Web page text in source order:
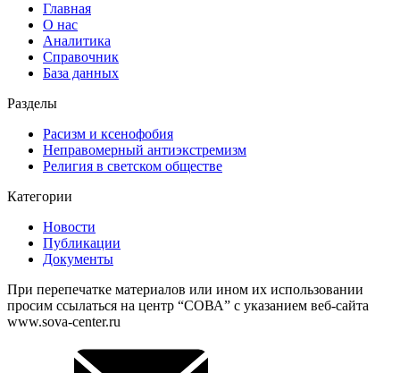
Главная
О нас
Аналитика
Справочник
База данных
Разделы
Расизм и ксенофобия
Неправомерный антиэкстремизм
Религия в светском обществе
Категории
Новости
Публикации
Документы
При перепечатке материалов или ином их использовании
просим ссылаться на центр “СОВА” с указанием веб-сайта
www.sova-center.ru